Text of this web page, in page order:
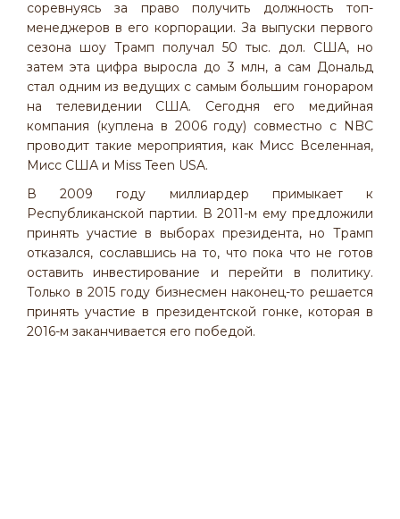
соревнуясь за право получить должность топ-
менеджеров в его корпорации. За выпуски первого
сезона шоу Трамп получал 50 тыс. дол. США, но
затем эта цифра выросла до 3 млн, а сам Дональд
стал одним из ведущих с самым большим гонораром
на телевидении США. Сегодня его медийная
компания (куплена в 2006 году) совместно с NBC
проводит такие мероприятия, как Мисс Вселенная,
Мисс США и Miss Teen USA.
В 2009 году миллиардер примыкает к
Республиканской партии. В 2011-м ему предложили
принять участие в выборах президента, но Трамп
отказался, сославшись на то, что пока что не готов
оставить инвестирование и перейти в политику.
Только в 2015 году бизнесмен наконец-то решается
принять участие в президентской гонке, которая в
2016-м заканчивается его победой.